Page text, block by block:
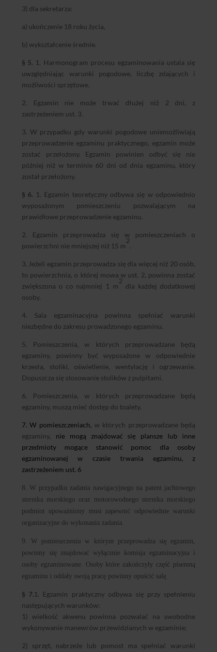
3) dla sekretarza:
a) ukończenie 18 roku życia,
b) wykształcenie średnie.
§ 5. 1. Harmonogram procesu egzaminowania ustala się
uwzględniając warunki pogodowe, liczbę zdających i
możliwości sprzętowe.
2. Egzamin nie może trwać dłużej niż 2 dni, z
zastrzeżeniem ust. 3.
3. W przypadku gdy warunki pogodowe uniemożliwiają
przeprowadzenie egzaminu praktycznego, egzamin może
zostać przełożony. Egzamin powinien odbyć się nie
później niż w terminie 60 dni od dnia egzaminu, który
został przełożony.
§ 6. 1. Egzamin teoretyczny odbywa się w odpowiednio
wyposażonym pomieszczeniu pozwalającym na
prawidłowe przeprowadzenie egzaminu.
2. Egzamin przeprowadza się w pomieszczeniach o
powierzchni nie mniejszej niż 15 m
2
.
3. Jeżeli egzamin przeprowadza się dla więcej niż 20 osób,
to powierzchnia, o której mowa w ust. 2, powinna zostać
zwiększona o co najmniej 1 m
2
dla każdej dodatkowej
osoby.
4. Sala egzaminacyjna powinna spełniać warunki
niezbędne do zakresu prowadzonego egzaminu.
5. Pomieszczenia, w których przeprowadzane będą
egzaminy, powinny być wyposażone w odpowiednie
krzesła, stoliki, oświetlenie, wentylację i ogrzewanie.
Dopuszcza się stosowanie stolików z pulpitami.
6. Pomieszczenia, w których przeprowadzane będą
egzaminy, muszą mieć dostęp do toalety.
7. W pomieszczeniach, w których przeprowadzane będą
egzaminy, nie mogą znajdować się plansze lub inne
przedmioty mogące stanowić pomoc dla osoby
egzaminowanej w czasie trwania egzaminu, z
zastrzeżeniem ust. 6
8. W przypadku zadania nawigacyjnego na patent jachtowego
sternika morskiego oraz motorowodnego sternika morskiego
podmiot upoważniony musi zapewnić odpowiednie warunki
organizacyjne do wykonania zadania.
9. W pomieszczeniu w którym przeprowadza się egzamin,
powinny się znajdować wyłącznie komisja egzaminacyjna i
osoby egzaminowane. Osoby które zakończyły część pisemną
egzaminu i oddały swoją pracę powinny opuścić salę.
§ 7.1. Egzamin praktyczny odbywa się przy spełnieniu
następujących warunków:
1) wielkość akwenu powinna pozwalać na swobodne
wykonywanie manewrów przewidzianych w egzaminie;
2) sprzęt, nabrzeże lub pomost ma spełniać warunki